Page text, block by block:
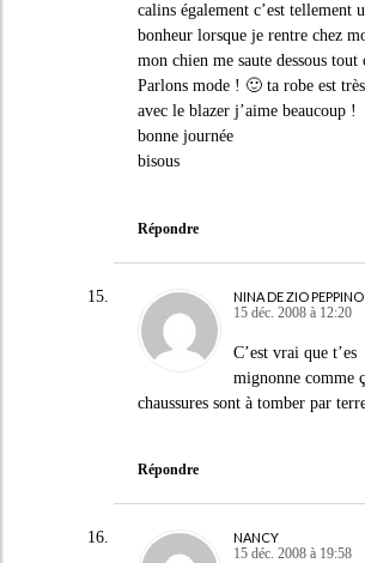
calins également c’est tellement
bonheur lorsque je rentre chez
mon chien me saute dessous tout
Parlons mode ! 🙂 ta robe est
avec le blazer j’aime beaucoup !
bonne journée
bisous
Répondre
NINA DE ZIO PEPPINO
15 déc. 2008 à 12:20
C’est vrai que t’es
mignonne comme
chaussures sont à tomber par
Répondre
NANCY
15 déc. 2008 à 19:58